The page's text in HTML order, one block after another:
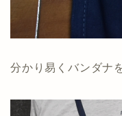
分かり易くバンダナ